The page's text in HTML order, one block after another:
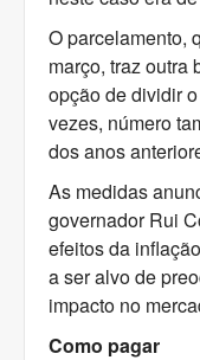
O parcelamento,
março, traz outra
opção de dividir
vezes, número
dos anos
As medidas
governador Rui
efeitos da
a ser alvo de
impacto no
Como pagar